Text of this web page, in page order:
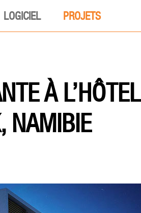
LOGICIEL PROJETS
À L’HÔTEL
NAMIBIE